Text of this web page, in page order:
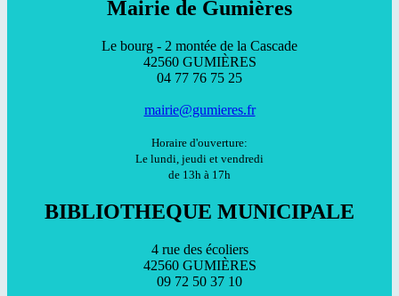
Mairie de Gumières
Le bourg - 2 montée de la Cascade
42560 GUMIÈRES
04 77 76 75 25
mairie@gumieres.fr
Horaire d'ouverture:
Le lundi, jeudi et vendredi
de 13h à 17h
BIBLIOTHEQUE MUNICIPALE
4 rue des écoliers
42560 GUMIÈRES
09 72 50 37 10